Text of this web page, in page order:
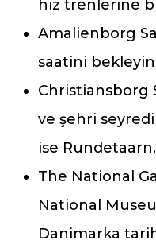
hız trenlerine
Amalienborg
saatini
Christiansborg
ve şehri
ise Rundetaarn.
The National
National
Danimarka